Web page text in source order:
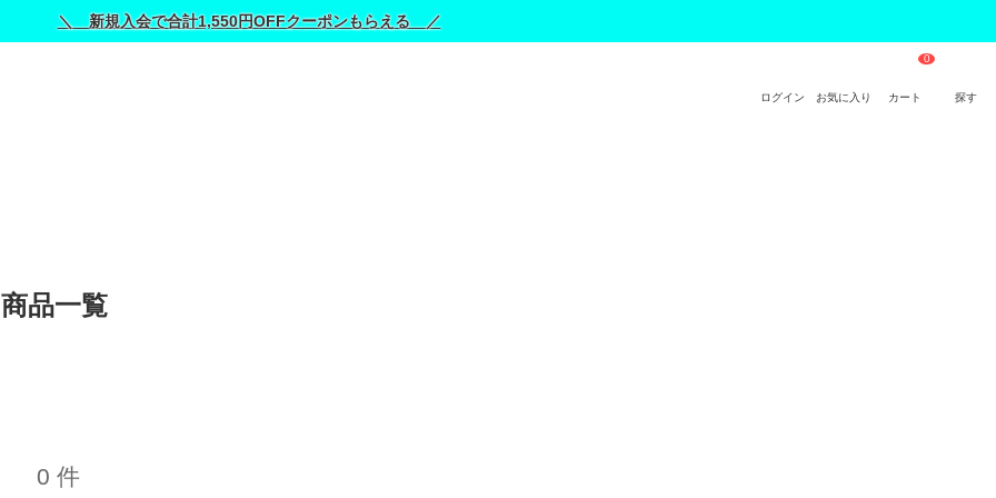
＼ 新規入会で合計1,550円OFFクーポンもらえる ／
ログイン お気に入り カート 探す
商品一覧
0 件